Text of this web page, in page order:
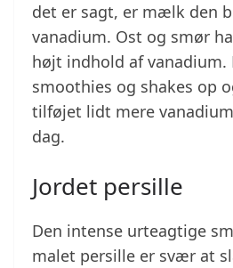
det er sagt, er mælk den
vanadium. Ost og smør
højt indhold af vanadium.
smoothies og shakes op
tilføjet lidt mere
dag.
Jordet persille
Den intense urteagtige
malet persille er svær at